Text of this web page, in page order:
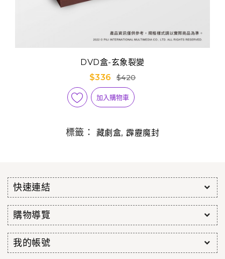
DVD盒-玄象裂變
$336
$420
加入購物車
標籤： 藏劇盒,霹靂魔封
快速連結
購物導覽
我的帳號